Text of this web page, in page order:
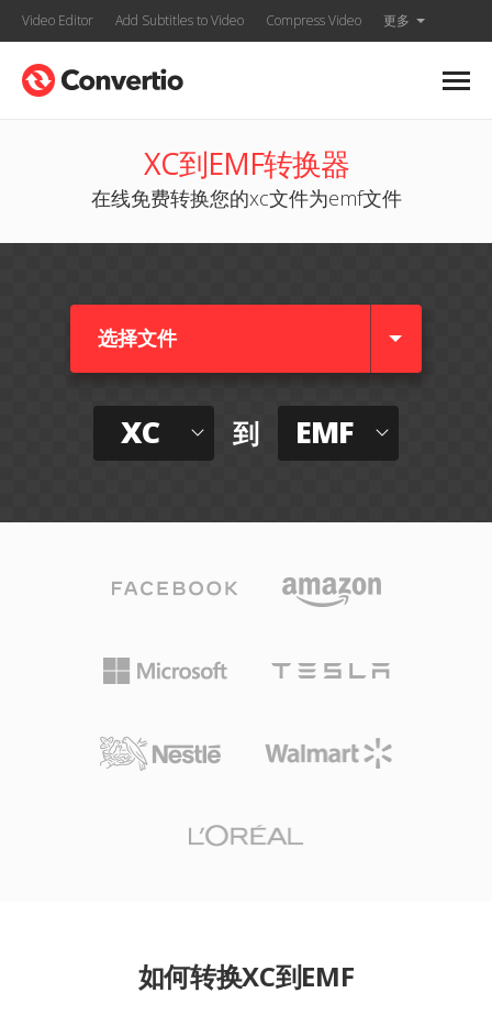
Video Editor Add Subtitles to Video Compress Video 更多
XC到EMF转换器
在线免费转换您的xc文件为emf文件
选择文件
XC 到 EMF
如何转换XC到EMF